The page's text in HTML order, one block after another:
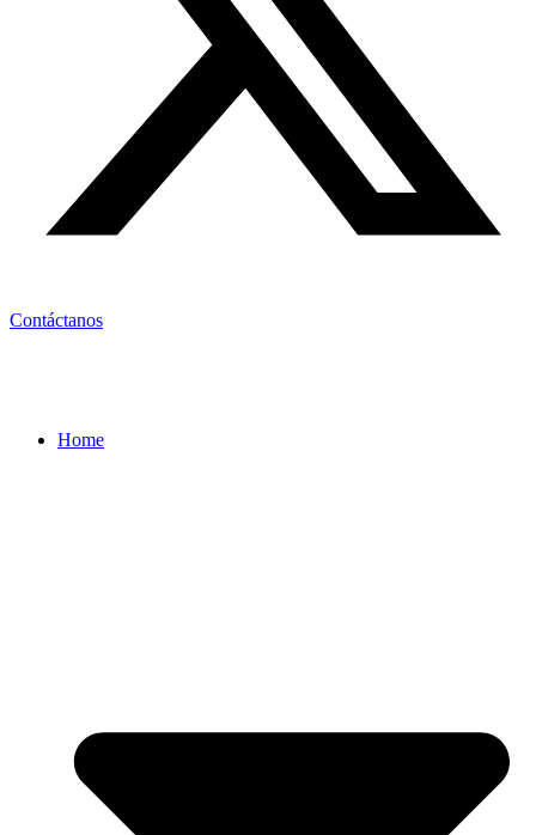
Contáctanos
Home